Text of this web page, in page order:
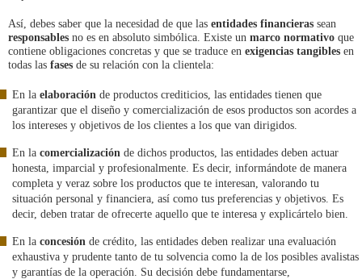
Así, debes saber que la necesidad de que las entidades financieras sean
responsables no es en absoluto simbólica. Existe un marco normativo que
contiene obligaciones concretas y que se traduce en exigencias tangibles en
todas las fases de su relación con la clientela:
En la elaboración de productos crediticios, las entidades tienen que
garantizar que el diseño y comercialización de esos productos son acordes a
los intereses y objetivos de los clientes a los que van dirigidos.
En la comercialización de dichos productos, las entidades deben actuar
honesta, imparcial y profesionalmente. Es decir, informándote de manera
completa y veraz sobre los productos que te interesan, valorando tu
situación personal y financiera, así como tus preferencias y objetivos. Es
decir, deben tratar de ofrecerte aquello que te interesa y explicártelo bien.
En la concesión de crédito, las entidades deben realizar una evaluación
exhaustiva y prudente tanto de tu solvencia como la de los posibles avalistas
y garantías de la operación. Su decisión debe fundamentarse,